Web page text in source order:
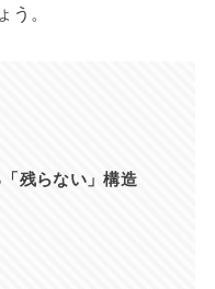
う。
残らない」構造